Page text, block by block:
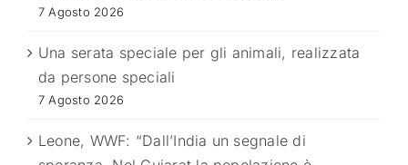
7 Agosto 2026
Una serata speciale per gli animali, realizzata
da persone speciali
7 Agosto 2026
Leone, WWF: “Dall’India un segnale di